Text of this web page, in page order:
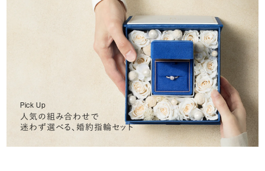
Pick Up
人気の組み合わせで
迷わず選べる、婚約指輪セット